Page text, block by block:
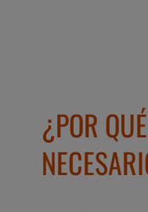
¿POR